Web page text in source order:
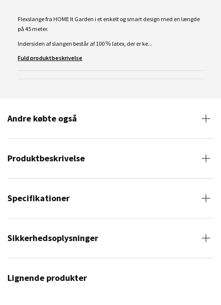
Flexslange fra HOME It Garden i et enkelt og smart design med en længde
på 45 meter.
Indersiden af slangen består af 100 % latex, der er ke...
Fuld produktbeskrivelse
Andre købte også
Produktbeskrivelse
Specifikationer
Sikkerhedsoplysninger
Lignende produkter